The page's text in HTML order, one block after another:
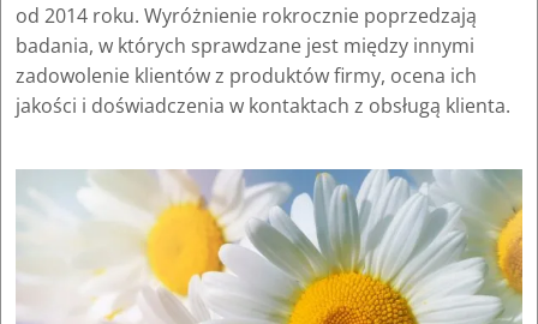
od 2014 roku. Wyróżnienie rokrocznie poprzedzają
badania, w których sprawdzane jest między innymi
zadowolenie klientów z produktów firmy, ocena ich
jakości i doświadczenia w kontaktach z obsługą klienta.